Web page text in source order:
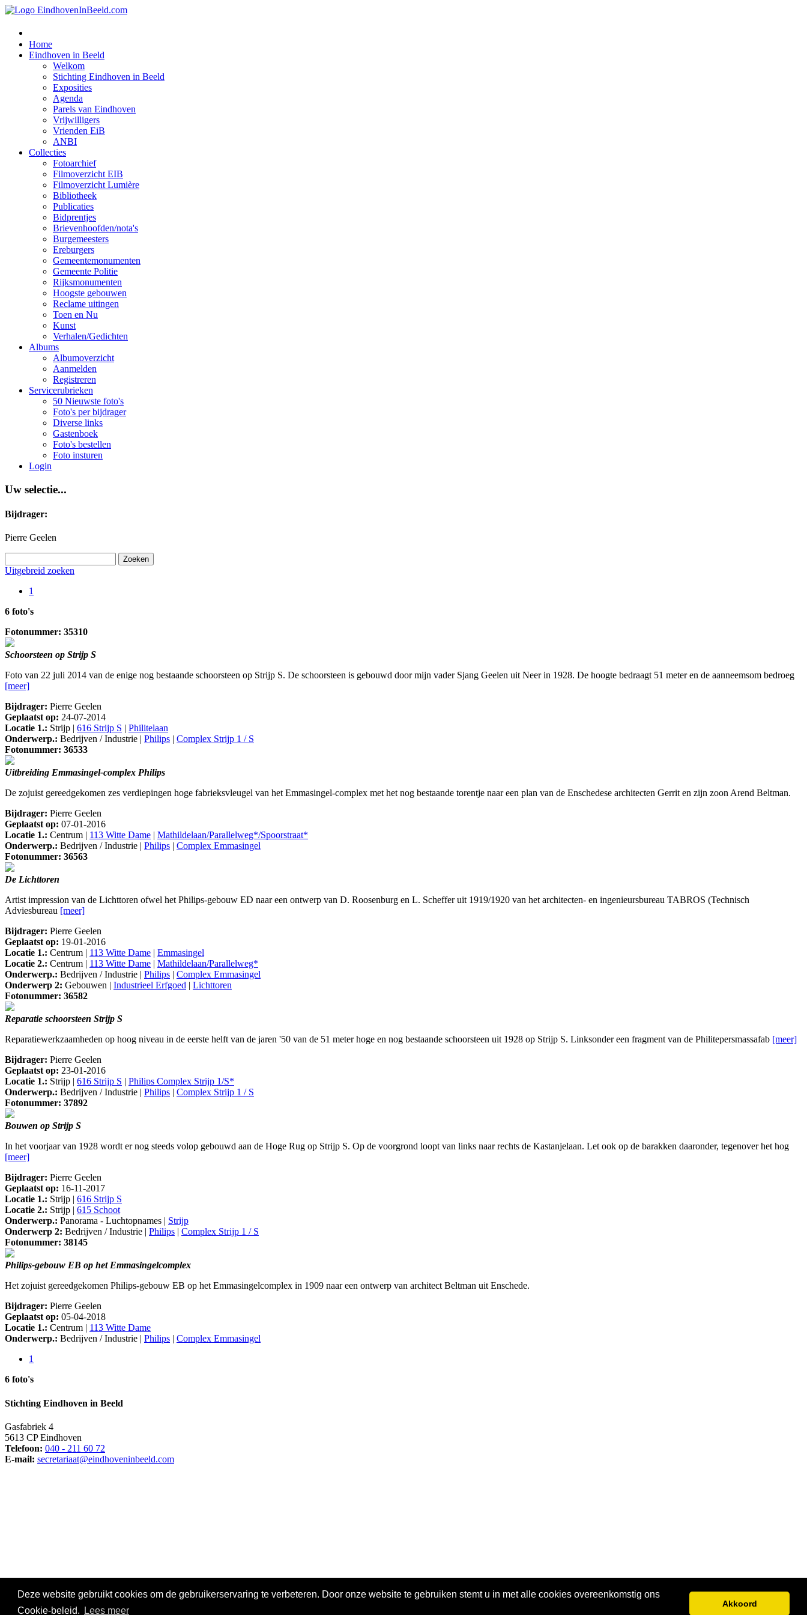
Deze website gebruikt cookies om de gebruikerservaring te verbeteren. Door onze website te gebruiken stemt u in met alle cookies overeenkomstig ons
Cookie-beleid.
Lees meer
Akkoord
Home
Eindhoven in Beeld
Welkom
Stichting Eindhoven in Beeld
Exposities
Agenda
Parels van Eindhoven
Vrijwilligers
Vrienden EiB
ANBI
Collecties
Fotoarchief
Filmoverzicht EIB
Filmoverzicht Lumière
Bibliotheek
Publicaties
Bidprentjes
Brievenhoofden/nota's
Burgemeesters
Ereburgers
Gemeentemonumenten
Gemeente Politie
Rijksmonumenten
Hoogste gebouwen
Reclame uitingen
Toen en Nu
Kunst
Verhalen/Gedichten
Albums
Albumoverzicht
Aanmelden
Registreren
Servicerubrieken
50 Nieuwste foto's
Foto's per bijdrager
Diverse links
Gastenboek
Foto's bestellen
Foto insturen
Login
Uw selectie...
Bijdrager:
Pierre Geelen
Uitgebreid zoeken
1
6 foto's
Fotonummer: 35310
Schoorsteen op Strijp S
Foto van 22 juli 2014 van de enige nog bestaande schoorsteen op Strijp S. De schoorsteen is gebouwd door mijn vader Sjang Geelen uit Neer in 1928. De hoogte bedraagt 51 meter en de aanneemsom bedroeg
[meer]
Bijdrager: Pierre Geelen
Geplaatst op: 24-07-2014
Locatie 1.: Strijp | 616 Strijp S | Philitelaan
Onderwerp.: Bedrijven / Industrie | Philips | Complex Strijp 1 / S
Fotonummer: 36533
Uitbreiding Emmasingel-complex Philips
De zojuist gereedgekomen zes verdiepingen hoge fabrieksvleugel van het Emmasingel-complex met het nog bestaande torentje naar een plan van de Enschedese architecten Gerrit en zijn zoon Arend Beltman.
Bijdrager: Pierre Geelen
Geplaatst op: 07-01-2016
Locatie 1.: Centrum | 113 Witte Dame | Mathildelaan/Parallelweg*/Spoorstraat*
Onderwerp.: Bedrijven / Industrie | Philips | Complex Emmasingel
Fotonummer: 36563
De Lichttoren
Artist impression van de Lichttoren ofwel het Philips-gebouw ED naar een ontwerp van D. Roosenburg en L. Scheffer uit 1919/1920 van het architecten- en ingenieursbureau TABROS (Technisch
Adviesbureau [meer]
Bijdrager: Pierre Geelen
Geplaatst op: 19-01-2016
Locatie 1.: Centrum | 113 Witte Dame | Emmasingel
Locatie 2.: Centrum | 113 Witte Dame | Mathildelaan/Parallelweg*
Onderwerp.: Bedrijven / Industrie | Philips | Complex Emmasingel
Onderwerp 2: Gebouwen | Industrieel Erfgoed | Lichttoren
Fotonummer: 36582
Reparatie schoorsteen Strijp S
Reparatiewerkzaamheden op hoog niveau in de eerste helft van de jaren '50 van de 51 meter hoge en nog bestaande schoorsteen uit 1928 op Strijp S. Linksonder een fragment van de Philitepersmassafab [meer]
Bijdrager: Pierre Geelen
Geplaatst op: 23-01-2016
Locatie 1.: Strijp | 616 Strijp S | Philips Complex Strijp 1/S*
Onderwerp.: Bedrijven / Industrie | Philips | Complex Strijp 1 / S
Fotonummer: 37892
Bouwen op Strijp S
In het voorjaar van 1928 wordt er nog steeds volop gebouwd aan de Hoge Rug op Strijp S. Op de voorgrond loopt van links naar rechts de Kastanjelaan. Let ook op de barakken daaronder, tegenover het hog
[meer]
Bijdrager: Pierre Geelen
Geplaatst op: 16-11-2017
Locatie 1.: Strijp | 616 Strijp S
Locatie 2.: Strijp | 615 Schoot
Onderwerp.: Panorama - Luchtopnames | Strijp
Onderwerp 2: Bedrijven / Industrie | Philips | Complex Strijp 1 / S
Fotonummer: 38145
Philips-gebouw EB op het Emmasingelcomplex
Het zojuist gereedgekomen Philips-gebouw EB op het Emmasingelcomplex in 1909 naar een ontwerp van architect Beltman uit Enschede.
Bijdrager: Pierre Geelen
Geplaatst op: 05-04-2018
Locatie 1.: Centrum | 113 Witte Dame
Onderwerp.: Bedrijven / Industrie | Philips | Complex Emmasingel
1
6 foto's
Stichting Eindhoven in Beeld
Gasfabriek 4
5613 CP Eindhoven
Telefoon: 040 - 211 60 72
E-mail: secretariaat@eindhoveninbeeld.com
© CopyrightStichting Eindhoven in Beeld